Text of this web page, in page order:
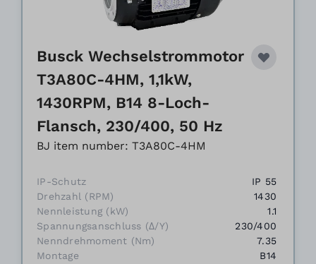
Busck Wechselstrommotor
T3A80C-4HM, 1,1kW,
1430RPM, B14 8-Loch-
Flansch, 230/400, 50 Hz
BJ item number: T3A80C-4HM
IP-Schutz
IP 55
Drehzahl (RPM)
1430
Nennleistung (kW)
1.1
Spannungsanschluss (Δ/Y)
230/400
Nenndrehmoment (Nm)
7.35
Montage
B14